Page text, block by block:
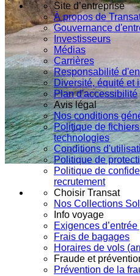
Site d’entreprise
À propos de
Gouvernance
Investisseurs
Médias
Carrières
Responsabilité
Diversité, équité et
Plan d'accessibilité
Avis légal
Nos conditions
Politique de
technologies
Conditions
Politique de
Politique de
recrutement
Choisir Transat
Nos Collections
Info voyage
Exigences
Frais de bagages
Horaires de vols
Fraude et
Prévention de la